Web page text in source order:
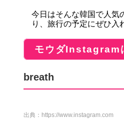
今日はそんな韓国で人気
り、旅行の予定にぜひ入
モウダInstagram
breath
出典： https://www.instagram.com